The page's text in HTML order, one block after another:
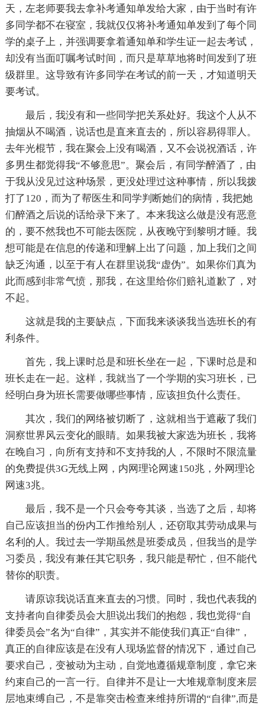
天，左老师要我去拿补考通知单发给大家，由于当时有许
多同学都不在寝室，我就仅仅将补考通知单发到了每个同
学的桌子上，并强调要拿着通知单和学生证一起去考试，
却没有当面叮嘱考试时间，而只是草草地将时间发到了班
级群里。这导致有许多同学在考试的前一天，才知道明天
要考试。
最后，我没有和一些同学把关系处好。我这个人从不
抽烟从不喝酒，说话也是直来直去的，所以容易得罪人。
去年光棍节，我在聚会上没有喝酒，又不会说祝酒话，许
多男生都觉得我“不够意思”。聚会后，有同学醉酒了，由
于我从没见过这种场景，更没处理过这种事情，所以我拨
打了120，而为了帮医生和同学判断她们的病情，我把她
们醉酒之后说的话给录下来了。本来我这么做是没有恶意
的，要不然我也不可能去医院，从夜晚守到黎明才睡。我
想可能是在信息的传递和理解上出了问题，加上我们之间
缺乏沟通，以至于有人在群里说我“虚伪”。如果你们真为
此而感到非常气愤，那我，在这里给你们赔礼道歉了，对
不起。
这就是我的主要缺点，下面我来谈谈我当选班长的有
利条件。
首先，我上课时总是和班长坐在一起，下课时总是和
班长走在一起。这样，我就当了一个学期的实习班长，已
经明白身为班长需要做哪些事情，应该担负什么责任。
其次，我们的网络被切断了，这就相当于遮蔽了我们
洞察世界风云变化的眼睛。如果我被大家选为班长，我将
在晚自习，向所有支持和不支持我的人，不限时不限流量
的免费提供3G无线上网，内网理论网速150兆，外网理论
网速3兆。
最后，我不是一个只会夸夸其谈，当选了之后，却将
自己应该担当的份内工作推给别人，还窃取其劳动成果与
名利的人。我过去一学期虽然是班委成员，但我当的是学
习委员，我没有兼任其它职务，我只能是帮忙，但不能代
替你的职责。
请原谅我说话直来直去的习惯。同时，我也代表我的
支持者向自律委员会大胆说出我们的抱怨，我也觉得“自
律委员会”名为“自律”，其实并不能使我们真正“自律”，
真正的自律应该是在没有人现场监督的情况下，通过自己
要求自己，变被动为主动，自觉地遵循规章制度，拿它来
约束自己的一言一行。自律并不是让一大堆规章制度来层
层地束缚自己，不是靠突击检查来维持所谓的“自律”,而是